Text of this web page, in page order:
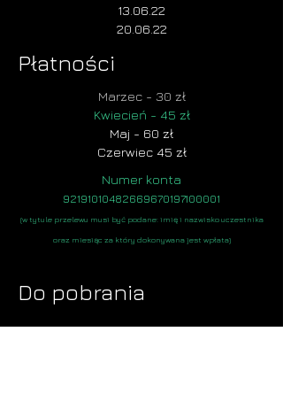
13.06.22
20.06.22
Płatności
Marzec - 30 zł
Kwiecień - 45 zł
Maj - 60 zł
Czerwiec 45 zł
Numer konta
92191010482669670197100001
(w tytule przelewu musi być podane: imię i nazwisko uczestnika
oraz miesiąc za który dokonywana jest wpłata)
Do pobrania